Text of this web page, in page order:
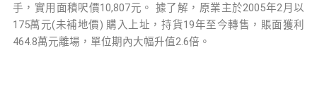
手，實用面積呎價10,807元。 據了解，原業主於2005年2月以
175萬元(未補地價) 購入上址，持貨19年至今轉售，賬面獲利
464.8萬元離場，單位期內大幅升值2.6倍。